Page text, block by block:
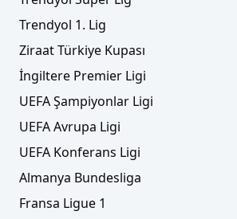
Trendyol 1. Lig
Ziraat Türkiye Kupası
İngiltere Premier Ligi
UEFA Şampiyonlar Ligi
UEFA Avrupa Ligi
UEFA Konferans Ligi
Almanya Bundesliga
Fransa Ligue 1